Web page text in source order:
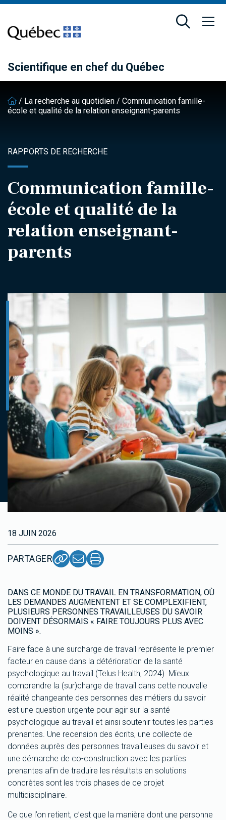
contenu
principal
pied
de
Scientifique en chef du Québec
/ La recherche au quotidien / Communication famille-
école et qualité de la relation enseignant-parents
RAPPORTS DE RECHERCHE
Communication famille-
école et qualité de la
relation enseignant-
parents
18 JUIN 2026
PARTAGER
DANS CE MONDE DU TRAVAIL EN TRANSFORMATION, OÙ
LES DEMANDES AUGMENTENT ET SE COMPLEXIFIENT,
PLUSIEURS PERSONNES TRAVAILLEUSES DU SAVOIR
DOIVENT DÉSORMAIS « FAIRE TOUJOURS PLUS AVEC
MOINS ».
Faire face à une surcharge de travail représente le premier
facteur en cause dans la détérioration de la santé
psychologique au travail (Telus Health, 2024). Mieux
comprendre la (sur)charge de travail dans cette nouvelle
réalité changeante des personnes des métiers du savoir
est une question urgente pour agir sur la santé
psychologique au travail et ainsi soutenir toutes les parties
prenantes. Une recension des écrits, une collecte de
données auprès des personnes travailleuses du savoir et
une démarche de co-construction avec les parties
prenantes afin de traduire les résultats en solutions
concrètes sont les trois phases de ce projet
multidisciplinaire.
Ce que l’on retient, c’est que la manière dont une personne